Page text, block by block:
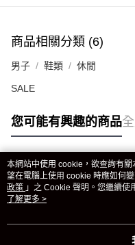
商品相關分類 (6)
男子 鞋類 休閒
SALE
您可能有興趣的商品
熱門標籤
熱銷排行
本網站中使用 cookie，欲查詢有
望在電腦上使用 cookie 時應如何
政策 」之 Cookie 聲明。您繼續使
條款之 Cookie 聲明使用 cookie。
了解更多 >